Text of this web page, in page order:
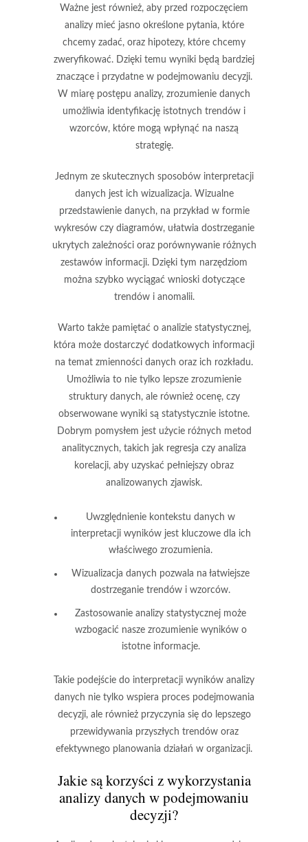
Ważne jest również, aby przed rozpoczęciem
analizy mieć jasno określone pytania, które
chcemy zadać, oraz hipotezy, które chcemy
zweryfikować. Dzięki temu wyniki będą bardziej
znaczące i przydatne w podejmowaniu decyzji.
W miarę postępu analizy, zrozumienie danych
umożliwia identyfikację istotnych trendów i
wzorców, które mogą wpłynąć na naszą
strategię.
Jednym ze skutecznych sposobów interpretacji
danych jest ich wizualizacja. Wizualne
przedstawienie danych, na przykład w formie
wykresów czy diagramów, ułatwia dostrzeganie
ukrytych zależności oraz porównywanie różnych
zestawów informacji. Dzięki tym narzędziom
można szybko wyciągać wnioski dotyczące
trendów i anomalii.
Warto także pamiętać o analizie statystycznej,
która może dostarczyć dodatkowych informacji
na temat zmienności danych oraz ich rozkładu.
Umożliwia to nie tylko lepsze zrozumienie
struktury danych, ale również ocenę, czy
obserwowane wyniki są statystycznie istotne.
Dobrym pomysłem jest użycie różnych metod
analitycznych, takich jak regresja czy analiza
korelacji, aby uzyskać pełniejszy obraz
analizowanych zjawisk.
Uwzględnienie kontekstu danych w
interpretacji wyników jest kluczowe dla ich
właściwego zrozumienia.
Wizualizacja danych pozwala na łatwiejsze
dostrzeganie trendów i wzorców.
Zastosowanie analizy statystycznej może
wzbogacić nasze zrozumienie wyników o
istotne informacje.
Takie podejście do interpretacji wyników analizy
danych nie tylko wspiera proces podejmowania
decyzji, ale również przyczynia się do lepszego
przewidywania przyszłych trendów oraz
efektywnego planowania działań w organizacji.
Jakie są korzyści z wykorzystania
analizy danych w podejmowaniu
decyzji?